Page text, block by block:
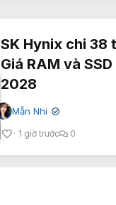
SK Hynix chi 38
Giá RAM và
2028
Mẫn Nhi ✔
1 giờ trước 0